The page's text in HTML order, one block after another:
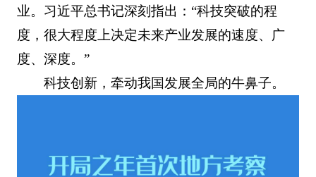
业。习近平总书记深刻指出：“科技突破的程
度，很大程度上决定未来产业发展的速度、广
度、深度。”
科技创新，牵动我国发展全局的牛鼻子。